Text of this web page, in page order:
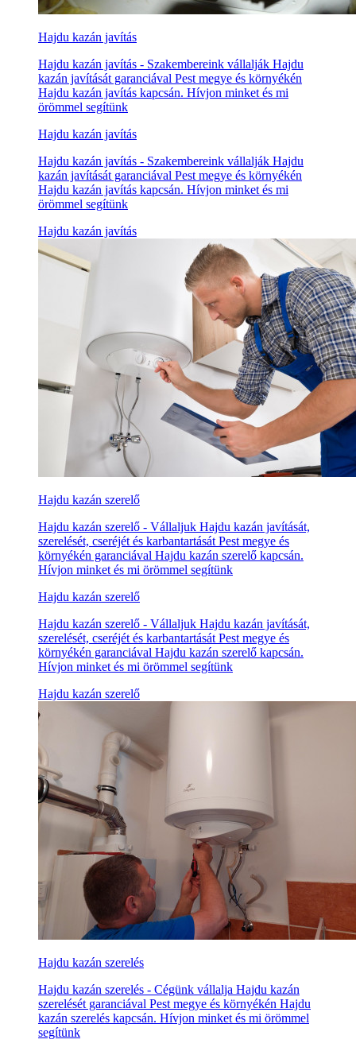
Hajdu kazán javítás
Hajdu kazán javítás - Szakembereink vállalják Hajdu
kazán javítását garanciával Pest megye és környékén
Hajdu kazán javítás kapcsán. Hívjon minket és mi
örömmel segítünk
Hajdu kazán javítás
Hajdu kazán javítás - Szakembereink vállalják Hajdu
kazán javítását garanciával Pest megye és környékén
Hajdu kazán javítás kapcsán. Hívjon minket és mi
örömmel segítünk
Hajdu kazán javítás
Hajdu kazán szerelő
Hajdu kazán szerelő - Vállaljuk Hajdu kazán javítását,
szerelését, cseréjét és karbantartását Pest megye és
környékén garanciával Hajdu kazán szerelő kapcsán.
Hívjon minket és mi örömmel segítünk
Hajdu kazán szerelő
Hajdu kazán szerelő - Vállaljuk Hajdu kazán javítását,
szerelését, cseréjét és karbantartását Pest megye és
környékén garanciával Hajdu kazán szerelő kapcsán.
Hívjon minket és mi örömmel segítünk
Hajdu kazán szerelő
Hajdu kazán szerelés
Hajdu kazán szerelés - Cégünk vállalja Hajdu kazán
szerelését garanciával Pest megye és környékén Hajdu
kazán szerelés kapcsán. Hívjon minket és mi örömmel
segítünk